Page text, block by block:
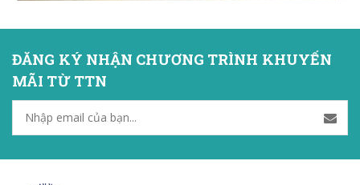
ĐĂNG KÝ NHẬN CHƯƠNG TRÌNH KHUYẾN
MÃI TỪ TTN